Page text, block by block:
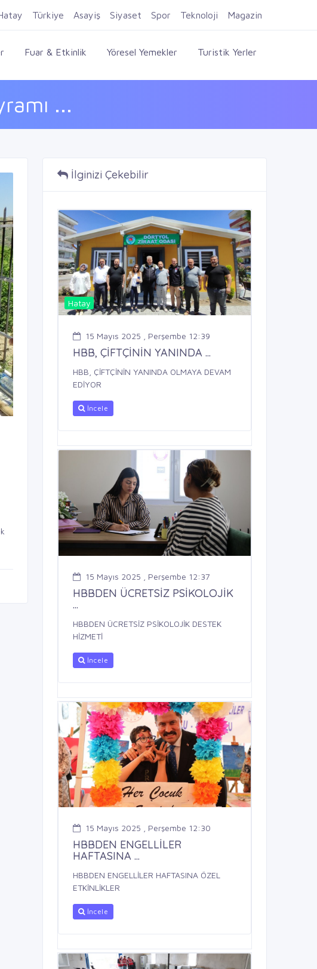
Firma Ekle Kayıt Ol Giriş Yap
Fuar & Etkinlik Yöresel Yemekler Turistik Yerler
...
Türkiye Asayiş Siyaset Spor Teknoloji Magazin
İlginizi Çekebilir
Hatay
15 Mayıs 2025 , Perşembe 12:39
HBB, ÇİFTÇİNİN YANINDA ...
HBB, ÇİFTÇİNİN YANINDA OLMAYA DEVAM
EDİYOR
İncele
15 Mayıs 2025 , Perşembe 12:37
HBBDEN ÜCRETSİZ PSİKOLOJİK
...
HBBDEN ÜCRETSİZ PSİKOLOJİK DESTEK
HİZMETİ
İncele
15 Mayıs 2025 , Perşembe 12:30
HBBDEN ENGELLİLER
HAFTASINA ...
HBBDEN ENGELLİLER HAFTASINA ÖZEL
ETKİNLİKLER
İncele